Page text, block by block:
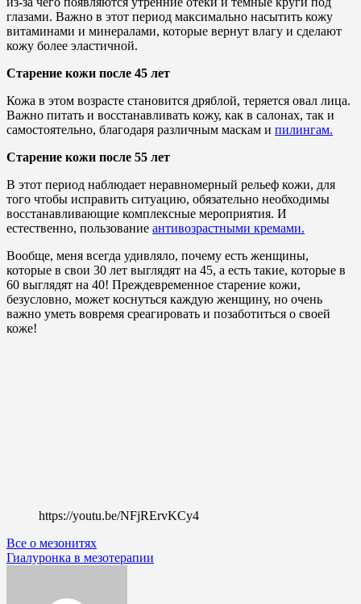
глазами. Важно в этот период максимально насытить кожу
витаминами и минералами, которые вернут влагу и сделают
кожу более эластичной.
Старение кожи после 45 лет
Кожа в этом возрасте становится дряблой, теряется овал лица.
Важно питать и восстанавливать кожу, как в салонах, так и
самостоятельно, благодаря различным маскам и пилингам.
Старение кожи после 55 лет
В этот период наблюдает неравномерный рельеф кожи, для
того чтобы исправить ситуацию, обязательно необходимы
восстанавливающие комплексные мероприятия. И
естественно, пользование антивозрастными кремами.
Вообще, меня всегда удивляло, почему есть женщины,
которые в свои 30 лет выглядят на 45, а есть такие, которые в
60 выглядят на 40! Преждевременное старение кожи,
безусловно, может коснуться каждую женщину, но очень
важно уметь вовремя среагировать и позаботиться о своей
коже!
https://youtu.be/NFjRErvKCy4
Навигация
по
Все о мезонитях
Гиалуронка в мезотерапии